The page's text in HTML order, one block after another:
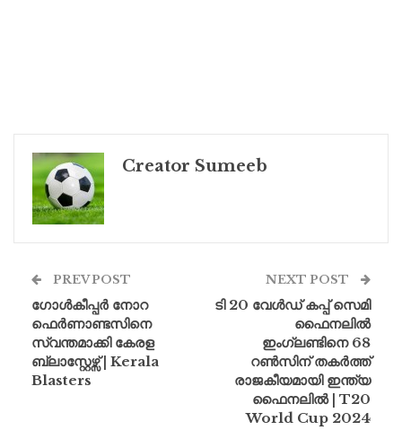
Creator Sumeeb
PREV POST
ഗോൾകീപ്പർ നോറ
ഫെർണാണ്ടസിനെ
സ്വന്തമാക്കി കേരള
ബ്ലാസ്റ്റേഴ്സ് | Kerala
Blasters
NEXT POST
ടി 20 വേൾഡ് കപ്പ് സെമി
ഫൈനലില്‍
ഇംഗ്ലണ്ടിനെ 68
റണ്‍സിന് തകർത്ത്
രാജകീയമായി ഇന്ത്യ
ഫൈനലിൽ | T20
World Cup 2024